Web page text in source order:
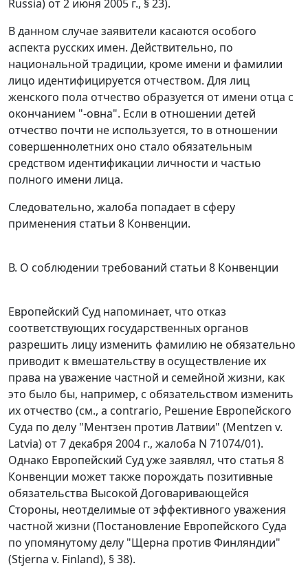
Russia) от 2 июня 2005 г., § 23).
В данном случае заявители касаются особого
аспекта русских имен. Действительно, по
национальной традиции, кроме имени и фамилии
лицо идентифицируется отчеством. Для лиц
женского пола отчество образуется от имени отца с
окончанием "-овна". Если в отношении детей
отчество почти не используется, то в отношении
совершеннолетних оно стало обязательным
средством идентификации личности и частью
полного имени лица.
Следовательно, жалоба попадает в сферу
применения статьи 8 Конвенции.
В. О соблюдении требований статьи 8 Конвенции
Европейский Суд напоминает, что отказ
соответствующих государственных органов
разрешить лицу изменить фамилию не обязательно
приводит к вмешательству в осуществление их
права на уважение частной и семейной жизни, как
это было бы, например, с обязательством изменить
их отчество (см., a contrario, Решение Европейского
Суда по делу "Ментзен против Латвии" (Mentzen v.
Latvia) от 7 декабря 2004 г., жалоба N 71074/01).
Однако Европейский Суд уже заявлял, что статья 8
Конвенции может также порождать позитивные
обязательства Высокой Договаривающейся
Стороны, неотделимые от эффективного уважения
частной жизни (Постановление Европейского Суда
по упомянутому делу "Щерна против Финляндии"
(Stjerna v. Finland), § 38).